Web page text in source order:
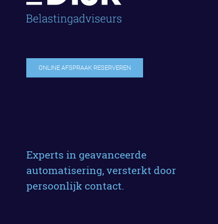
ONLINE AFSPRAAK RESERVEREN
Experts in geavanceerde
automatisering, versterkt door
persoonlijk contact.